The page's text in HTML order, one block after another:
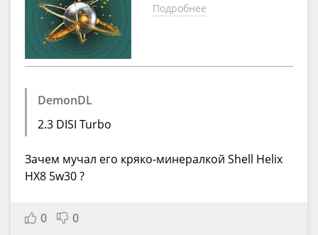
Подробнее
DemonDL
2.3 DISI Turbo
Зачем мучал его кряко-минералкой Shell Helix
HX8 5w30 ?
0 0